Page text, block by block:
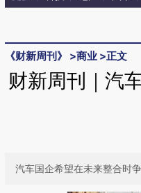
《财新周刊》 >商业 >正文
财新周刊｜汽
汽车国企希望在未来整合时